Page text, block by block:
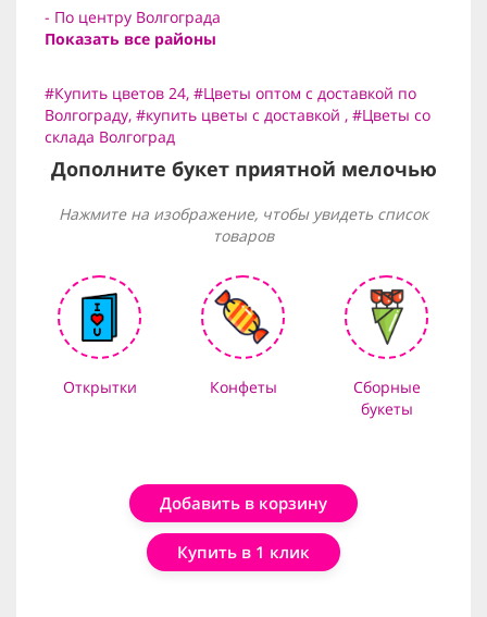
- По центру Волгограда
Показать все районы
#Купить цветов 24, #Цветы оптом с доставкой по
Волгограду, #купить цветы с доставкой , #Цветы со
склада Волгоград
Дополните букет приятной мелочью
Нажмите на изображение, чтобы увидеть список
товаров
Открытки Конфеты
Сборные
букеты
Добавить в корзину
Купить в 1 клик